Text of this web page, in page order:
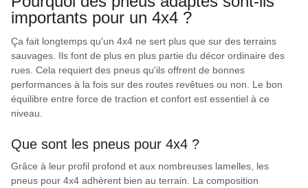
importants pour un 4x4 ?
Ça fait longtemps qu'un 4x4 ne sert plus que sur des terrains
sauvages. Ils font de plus en plus partie du décor ordinaire des
rues. Cela requiert des pneus qu'ils offrent de bonnes
performances à la fois sur des routes revêtues ou non. Le bon
équilibre entre force de traction et confort est essentiel à ce
niveau.
Que sont les pneus pour 4x4 ?
Grâce à leur profil profond et aux nombreuses lamelles, les
pneus pour 4x4 adhèrent bien au terrain. La composition